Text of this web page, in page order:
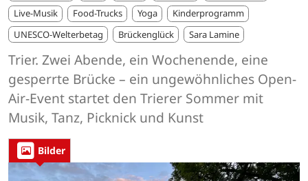
Live-Musik
Food-Trucks Yoga
Kinderprogramm
UNESCO-Welterbetag
Brückenglück Sara Lamine
Trier. Zwei Abende, ein Wochenende, eine
gesperrte Brücke – ein ungewöhnliches Open-
Air-Event startet den Trierer Sommer mit
Musik, Tanz, Picknick und Kunst
Bilder